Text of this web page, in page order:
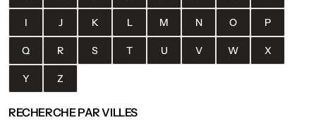
I J K L M N O P
Q R S T U V W X
Y Z
RECHERCHE PAR VILLES